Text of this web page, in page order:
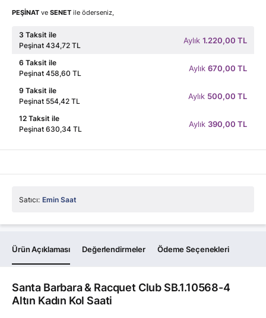
PEŞİNAT ve SENET ile öderseniz,
3 Taksit ile
Peşinat 434,72 TL
Aylık 1.220,00 TL
6 Taksit ile
Peşinat 458,60 TL
Aylık 670,00 TL
9 Taksit ile
Peşinat 554,42 TL
Aylık 500,00 TL
12 Taksit ile
Peşinat 630,34 TL
Aylık 390,00 TL
Satıcı: Emin Saat
Ürün Açıklaması Değerlendirmeler Ödeme Seçenekleri
Santa Barbara & Racquet Club SB.1.10568-4
Altın Kadın Kol Saati